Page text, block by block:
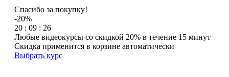
Спасибо за покупку!
-20%
20 : 09 : 26
Любые видеокурсы со скидкой 20% в течение 15 минут
Скидка применится в корзине автоматически
Выбрать курс